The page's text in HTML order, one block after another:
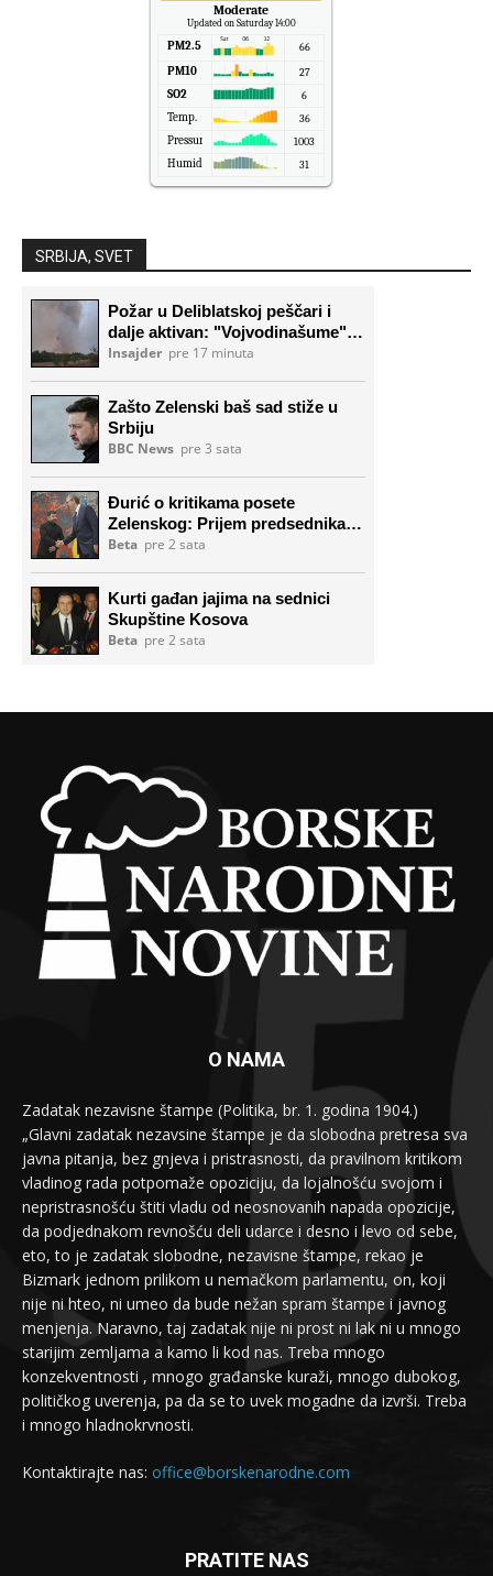
Moderate
Updated on Saturday 14:00
PM2.5 66
PM10 27
SO2 6
Temp. 36
Pressure 1003
Humidity 31
SRBIJA, SVET
O NAMA
Zadatak nezavisne štampe (Politika, br. 1. godina 1904.)
„Glavni zadatak nezavsine štampe je da slobodna pretresa sva
javna pitanja, bez gnjeva i pristrasnosti, da pravilnom kritikom
vladinog rada potpomaže opoziciju, da lojalnošću svojom i
nepristrasnošću štiti vladu od neosnovanih napada opozicije,
da podjednakom revnošću deli udarce i desno i levo od sebe,
eto, to je zadatak slobodne, nezavisne štampe, rekao je
Bizmark jednom prilikom u nemačkom parlamentu, on, koji
nije ni hteo, ni umeo da bude nežan spram štampe i javnog
menjenja. Naravno, taj zadatak nije ni prost ni lak ni u mnogo
starijim zemljama a kamo li kod nas. Treba mnogo
konzekventnosti , mnogo građanske kuraži, mnogo dubokog,
političkog uverenja, pa da se to uvek mogadne da izvrši. Treba
i mnogo hladnokrvnosti.
Kontaktirajte nas: office@borskenarodne.com
PRATITE NAS